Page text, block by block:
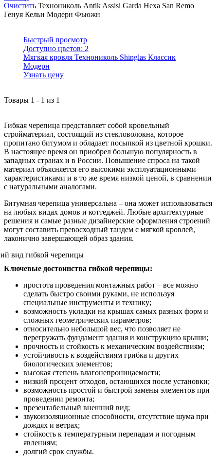
Очистить Технониколь Antik Assisi Garda Hexa San Remo
Генуя Кельн Модерн Фьюжн
Быстрый просмотр
Доступно цветов: 2
Мягкая кровля Технониколь Shinglas Классик
Модерн
Узнать цену
Товары 1 - 1 из 1
Гибкая черепица представляет собой кровельный
стройматериал, состоящий из стекловолокна, которое
пропитано битумом и обладает посыпкой из цветной крошки.
В настоящее время он приобрел большую популярность в
западных странах и в России. Повышение спроса на такой
материал объясняется его высокими эксплуатационными
характеристиками и в то же время низкой ценой, в сравнении
с натуральными аналогами.
Битумная черепица универсальна – она может использоваться
на любых видах домов и коттеджей. Любые архитектурные
решения и самые разные дизайнерские оформления строений
могут составить превосходный тандем с мягкой кровлей,
лаконично завершающей образ здания.
Ключевые достоинства гибкой черепицы:
простота проведения монтажных работ – все можно
сделать быстро своими руками, не используя
специальные инструменты и технику;
возможность укладки на крышах самых разных форм и
сложных геометрических параметров;
относительно небольшой вес, что позволяет не
перегружать фундамент здания и конструкцию крыши;
прочность и стойкость к механическим воздействиям;
устойчивость к воздействиям грибка и других
биологических элементов;
высокая степень влагонепроницаемости;
низкий процент отходов, остающихся после установки;
возможность простой и быстрой замены элементов при
проведении ремонта;
презентабельный внешний вид;
звукоизоляционные способности, отсутствие шума при
дождях и ветрах;
стойкость к температурным перепадам и погодным
явлениям;
долгий срок службы.